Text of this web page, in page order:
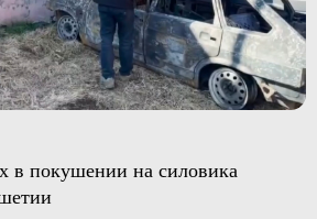
в покушении на силовика